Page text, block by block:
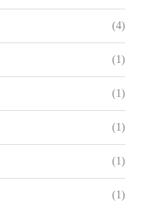
(4)
(1)
(1)
(1)
(1)
(1)